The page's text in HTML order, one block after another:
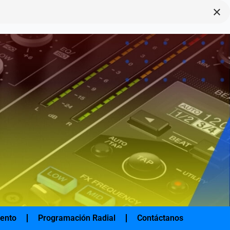
×
Programación Radial Contáctanos